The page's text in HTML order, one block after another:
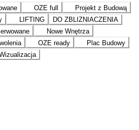
OZE full
Projekt z Budową
LIFTING
DO ZBLIZNIACZENIA
Nowe Wnętrza
OZE ready
Plac Budowy